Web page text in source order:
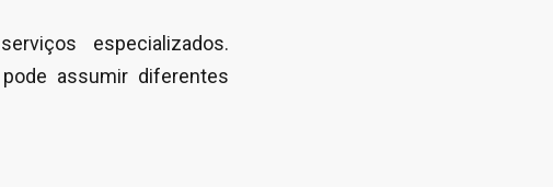
especializados.
assumir diferentes